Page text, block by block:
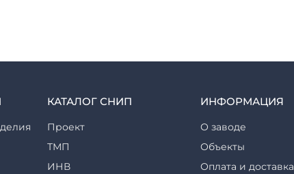
КАТАЛОГ СНИП
Проект
ТМП
ИНВ
ИНФОРМАЦИЯ
О заводе
Объекты
Оплата и доставка